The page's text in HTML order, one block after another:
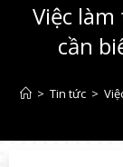
Việc
cần
> Tin tức >